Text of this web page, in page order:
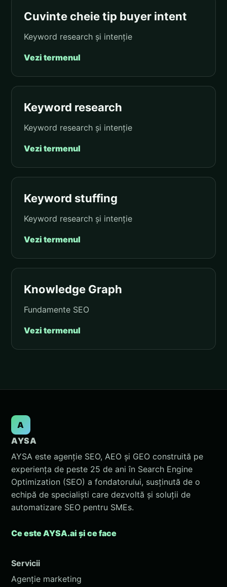
Cuvinte cheie tip buyer intent
Keyword research și intenție
Vezi termenul
Keyword research
Keyword research și intenție
Vezi termenul
Keyword stuffing
Keyword research și intenție
Vezi termenul
Knowledge Graph
Fundamente SEO
Vezi termenul
A
AYSA
AYSA este agenție SEO, AEO și GEO construită pe
experiența de peste 25 de ani în Search Engine
Optimization (SEO) a fondatorului, susținută de o
echipă de specialiști care dezvoltă și soluții de
automatizare SEO pentru SMEs.
Ce este AYSA.ai și ce face
Servicii
Agenție marketing